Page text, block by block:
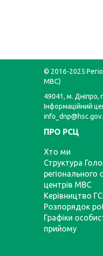
© 2016-2025
МВС)
49041, м. Дніпро,
Інформаційний
ПРО РСЦ
Хто ми
Структура
регіонального
центрів МВС
Керівництво
Розпорядок
Графіки
прийому